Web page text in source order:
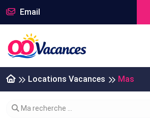
Email
Locations Vacances Mas
Modifier votre recherche
Ma recherche ...